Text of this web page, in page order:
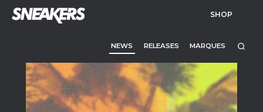
SHOP
NEWS RELEASES MARQUES